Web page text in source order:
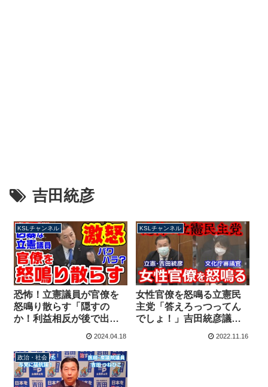
吉田統彦
KSLチャンネル
恐怖！立憲議員が官僚を
怒鳴り散らす「隠すの
か！利益相反が後で出た
機能性表示食品めぐる答
弁に不満爆発
2024.04.18
KSLチャンネル
女性官僚を怒鳴る立憲民
主党「答えろっつってん
でしょ！」吉田統彦議員
2022.11.16
政治・社会